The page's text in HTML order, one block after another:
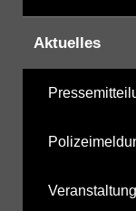
Aktuelles